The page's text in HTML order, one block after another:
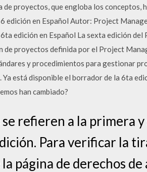
proyectos, que engloba los conceptos,
edición en Español Autor: Project
edición en Español La sexta edición del
proyectos definida por el Project
y procedimientos para gestionar
está disponible el borrador de la 6ta
han cambiado?
refieren a la primera
Para verificar la
página de derechos